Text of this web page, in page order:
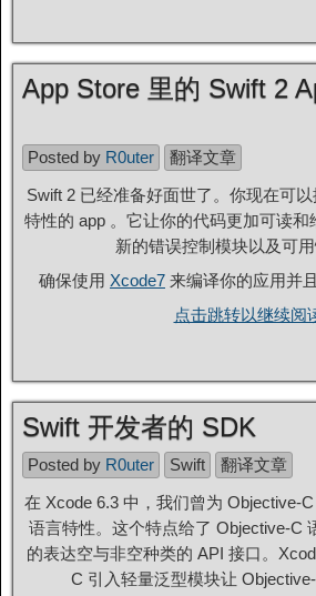
App Store 里的 Swift 2
Posted by R0uter
翻译文章
Swift 2 已经准备好面世了。你现在可
特性的 app 。它让你的代码更加可读和
新的错误控制模块以及可用
确保使用 Xcode7 来编译你的应用并
点击跳转以继续阅
Swift 开发者的 SDK
Posted by R0uter Swift
翻译文章
在 Xcode 6.3 中，我们曾为 Objective-
语言特性。这个特点给了 Objective-C
的表达空与非空种类的 API 接口。
C 引入轻量泛型模块让